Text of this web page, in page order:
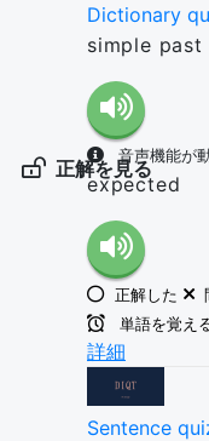
Dictionary
simple
音声機能が
正解を見る
expected
正解した
単語を覚え
詳細
Sentence